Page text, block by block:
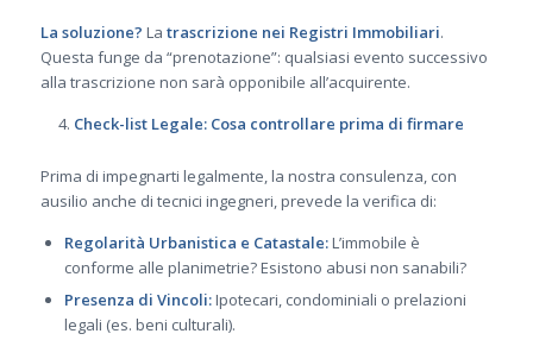
La soluzione? La trascrizione nei Registri Immobiliari.
Questa funge da “prenotazione”: qualsiasi evento successivo
alla trascrizione non sarà opponibile all’acquirente.
Check-list Legale: Cosa controllare prima di firmare
Prima di impegnarti legalmente, la nostra consulenza, con
ausilio anche di tecnici ingegneri, prevede la verifica di:
Regolarità Urbanistica e Catastale:L’immobile è
conforme alle planimetrie? Esistono abusi non sanabili?
Presenza di Vincoli:Ipotecari, condominiali o prelazioni
legali (es. beni culturali).